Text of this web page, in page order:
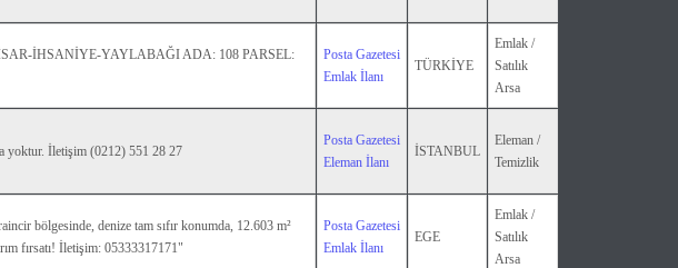
İHSANİYE-YAYLABAĞI ADA: 108 PARSEL:
Posta Gazetesi
Emlak İlanı
TÜRKİYE
Emlak /
Satılık
Arsa
yoktur. İletişim (0212) 551 28 27
Posta Gazetesi
Eleman İlanı
İSTANBUL
Eleman /
Temizlik
bölgesinde, denize tam sıfır konumda, 12.603 m²
fırsatı! İletişim: 05333317171"
Posta Gazetesi
Emlak İlanı
EGE
Emlak /
Satılık
Arsa